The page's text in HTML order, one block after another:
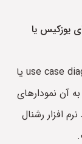
یوزکیس یا
این پروژه مجموعه نمودارهای یوزکیس یا use case diagram یا
آن نمودارهای
افزار رشنال